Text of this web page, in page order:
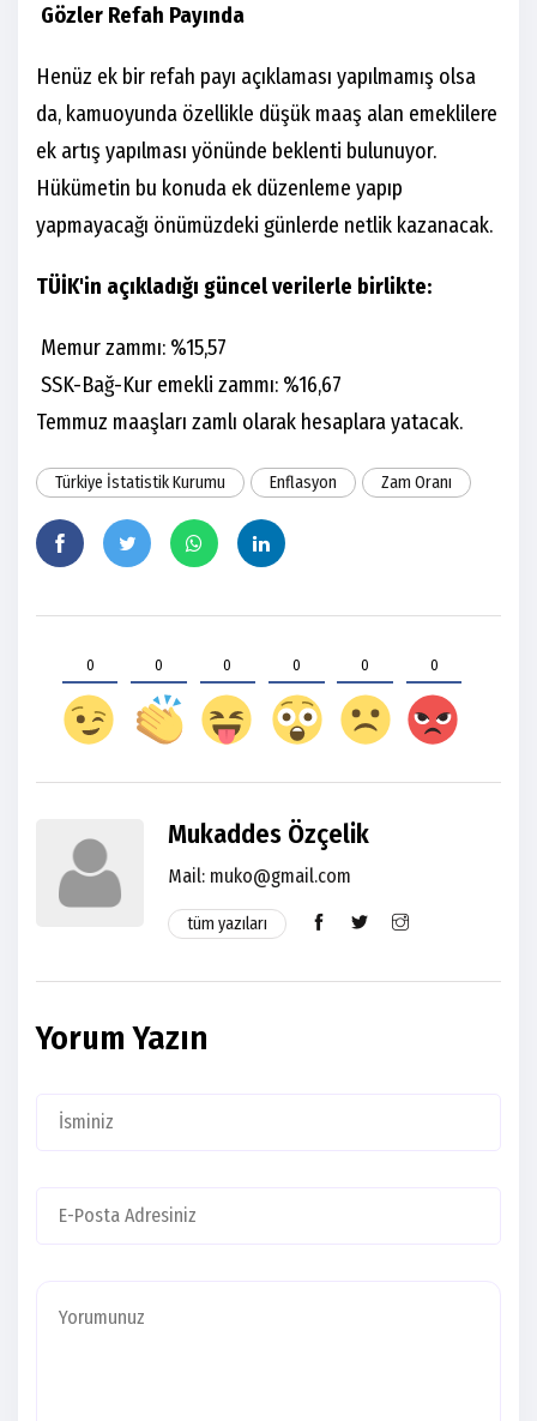
Gözler Refah Payında
Henüz ek bir refah payı açıklaması yapılmamış olsa
da, kamuoyunda özellikle düşük maaş alan emeklilere
ek artış yapılması yönünde beklenti bulunuyor.
Hükümetin bu konuda ek düzenleme yapıp
yapmayacağı önümüzdeki günlerde netlik kazanacak.
TÜİK'in açıkladığı güncel verilerle birlikte:
Memur zammı: %15,57
SSK-Bağ-Kur emekli zammı: %16,67
Temmuz maaşları zamlı olarak hesaplara yatacak.
Türkiye İstatistik Kurumu Enflasyon Zam Oranı
0 0 0 0 0 0
Mukaddes Özçelik
Mail: muko@gmail.com
tüm yazıları
Yorum Yazın